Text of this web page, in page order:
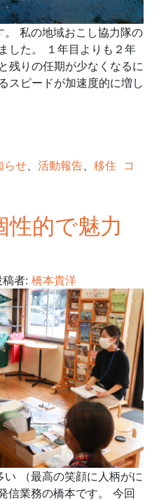
私の地域おこし協力隊の
した。 １年目よりも２年
残りの任期が少なくなるに
スピードが加速度的に増し
らせ 活動報告 移住
コ
性的で魅力
稿者: 橋本貴洋
（最高の笑顔に人柄がに
信業務の橋本です。 今回